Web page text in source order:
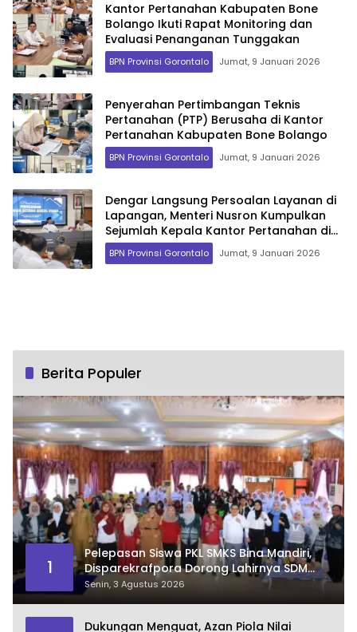
Kantor Pertanahan Kabupaten Bone
Bolango Ikuti Rapat Monitoring dan
Evaluasi Penanganan Tunggakan
BPN Provinsi Gorontalo Jumat, 9 Januari 2026
Penyerahan Pertimbangan Teknis
Pertanahan (PTP) Berusaha di Kantor
Pertanahan Kabupaten Bone Bolango
BPN Provinsi Gorontalo Jumat, 9 Januari 2026
Dengar Langsung Persoalan Layanan di
Lapangan, Menteri Nusron Kumpulkan
Sejumlah Kepala Kantor Pertanahan di
Jawa Barat
BPN Provinsi Gorontalo Jumat, 9 Januari 2026
Berita Populer
1
Pelepasan Siswa PKL SMKS Bina Mandiri,
Disparekrafpora Dorong Lahirnya SDM
Pariwisata Unggul
Senin, 3 Agustus 2026
Dukungan Menguat, Azan Piola Nilai